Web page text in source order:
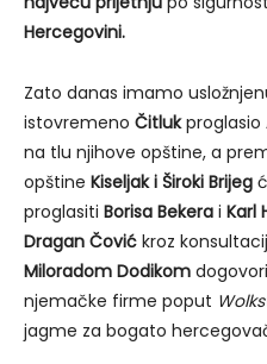
Hercegovini.
Zato danas imamo
istovremeno Čitlukproglasio
na tlu njihove opštine, a
opštine Kiseljak i Široki Brijeg
proglasiti Borisa Bekera i Karl
Dragan Čović kroz
Miloradom Dodikom
njemačke firme poput
jagme za bogato